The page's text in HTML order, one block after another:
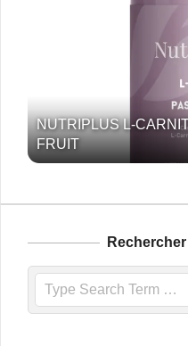
NUTRIPLUS L-
FRUIT
Search